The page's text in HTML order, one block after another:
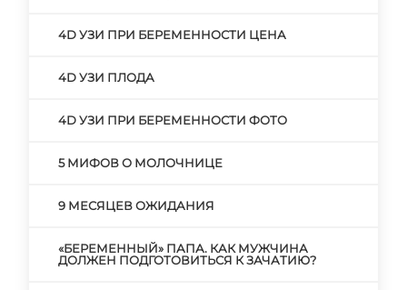
4D УЗИ ПРИ БЕРЕМЕННОСТИ ЦЕНА
4D УЗИ ПЛОДА
4D УЗИ ПРИ БЕРЕМЕННОСТИ ФОТО
5 МИФОВ О МОЛОЧНИЦЕ
9 МЕСЯЦЕВ ОЖИДАНИЯ
«БЕРЕМЕННЫЙ» ПАПА. КАК МУЖЧИНА
ДОЛЖЕН ПОДГОТОВИТЬСЯ К ЗАЧАТИЮ?